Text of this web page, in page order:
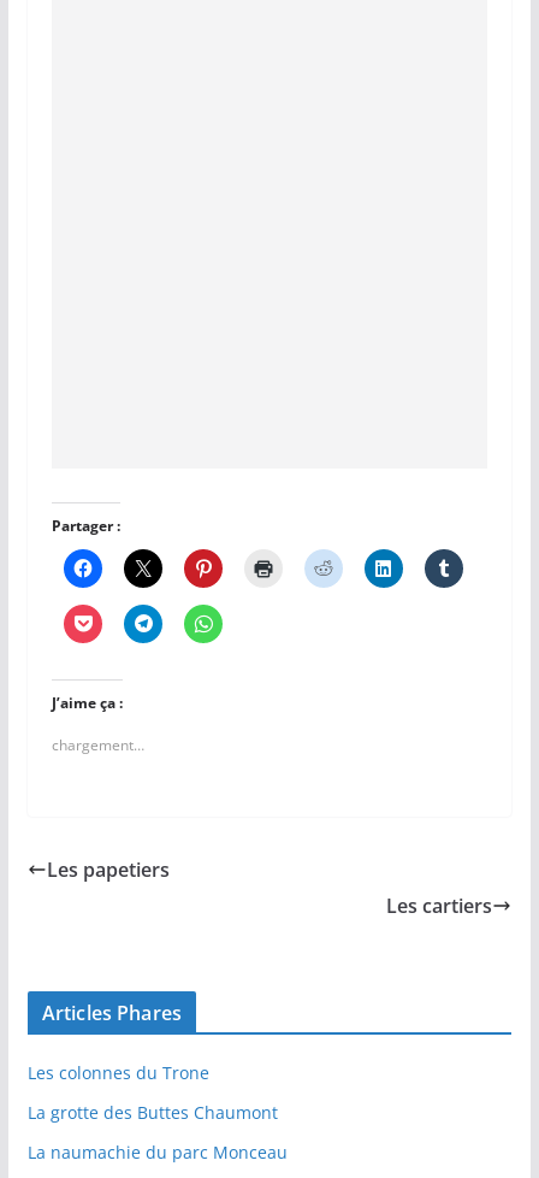
Partager :
J’aime ça :
chargement…
Les papetiers
Les cartiers
Articles Phares
Les colonnes du Trone
La grotte des Buttes Chaumont
La naumachie du parc Monceau